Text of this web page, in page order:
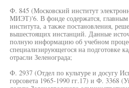
Ф. 845 (Московский институт
МИЭТ)'6. В фонде содержатся, главным
института, а также постановления,
вышестоящих инстанций. Данные
полную информацию об учебном
специализирующегося на подготовке
отрасли Зеленограда;
Ф. 2937 (Отдел по культуре и досугу
горсовета 1965-1990 гг.17) и Ф. 3368